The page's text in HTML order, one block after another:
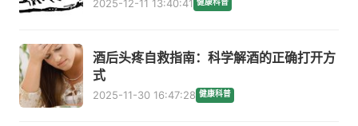
2025-12-11 13:40:41 健康科普
酒后头疼自救指南：科学解酒的正确打开方
式
2025-11-30 16:47:28 健康科普